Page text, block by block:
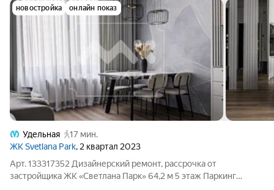
новостройка онлайн показ
Удельная
17 мин.
ЖК Svetlana Park, 2 квартал 2023
Арт. 133317352 Дизайнерский ремонт, рассрочка от
застройщика ЖК «Светлана Парк» 64,2 м 5 этаж Паркинг